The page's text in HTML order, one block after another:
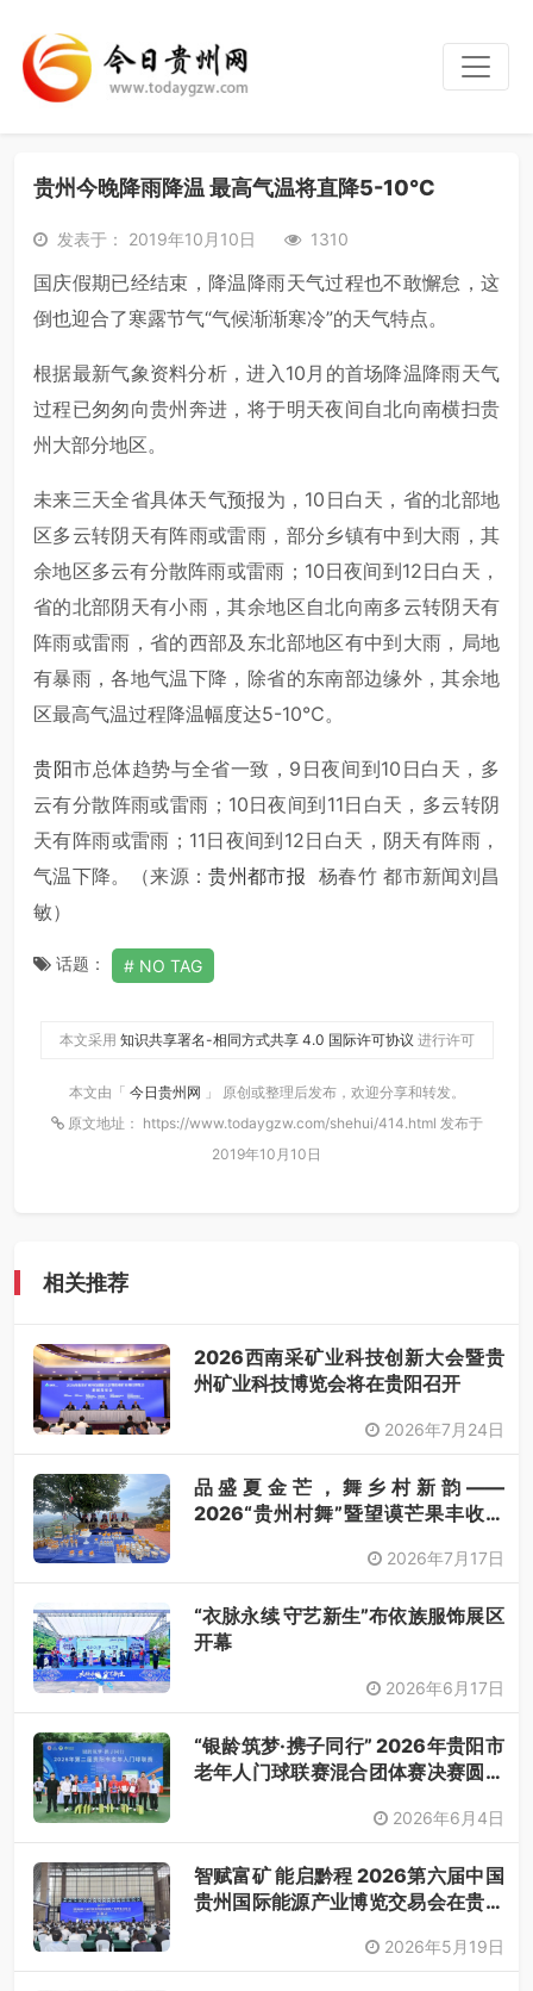
贵州今晚降雨降温 最高气温将直降5-10℃
发表于： 2019年10月10日 1310
国庆假期已经结束，降温降雨天气过程也不敢懈怠，这
倒也迎合了寒露节气“气候渐渐寒冷”的天气特点。
根据最新气象资料分析，进入10月的首场降温降雨天气
过程已匆匆向贵州奔进，将于明天夜间自北向南横扫贵
州大部分地区。
未来三天全省具体天气预报为，10日白天，省的北部地
区多云转阴天有阵雨或雷雨，部分乡镇有中到大雨，其
余地区多云有分散阵雨或雷雨；10日夜间到12日白天，
省的北部阴天有小雨，其余地区自北向南多云转阴天有
阵雨或雷雨，省的西部及东北部地区有中到大雨，局地
有暴雨，各地气温下降，除省的东南部边缘外，其余地
区最高气温过程降温幅度达5-10℃。
贵阳市总体趋势与全省一致，9日夜间到10日白天，多
云有分散阵雨或雷雨；10日夜间到11日白天，多云转阴
天有阵雨或雷雨；11日夜间到12日白天，阴天有阵雨，
气温下降。（来源：贵州都市报 杨春竹 都市新闻刘昌
敏）
话题： NO TAG
本文采用 知识共享署名-相同方式共享 4.0 国际许可协议 进行许可
本文由「 今日贵州网 」 原创或整理后发布，欢迎分享和转发。
原文地址： https://www.todaygzw.com/shehui/414.html 发布于
2019年10月10日
相关推荐
2026西南采矿业科技创新大会暨贵
州矿业科技博览会将在贵阳召开
2026年7月24日
品盛夏金芒，舞乡村新韵——
2026“贵州村舞”暨望谟芒果丰收季
2026年7月17日
“衣脉永续 守艺新生”布依族服饰展区
开幕
2026年6月17日
“银龄筑梦·携子同行” 2026年贵阳市
老年人门球联赛混合团体赛决赛圆满
2026年6月4日
智赋富矿 能启黔程 2026第六届中国
贵州国际能源产业博览交易会在贵阳
2026年5月19日